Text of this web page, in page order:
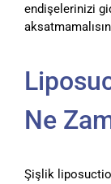
endişelerinizi
Ne
Şişlik